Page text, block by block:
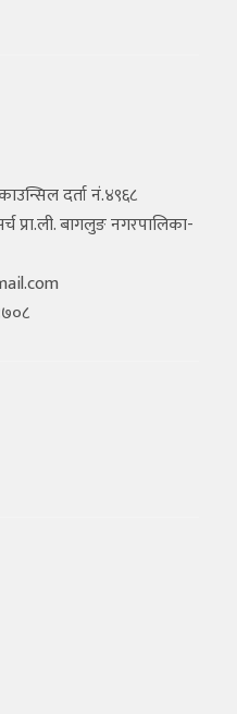
दर्ता नं.४९६८
प्रा.ली. बागलुङ नगरपालिका-